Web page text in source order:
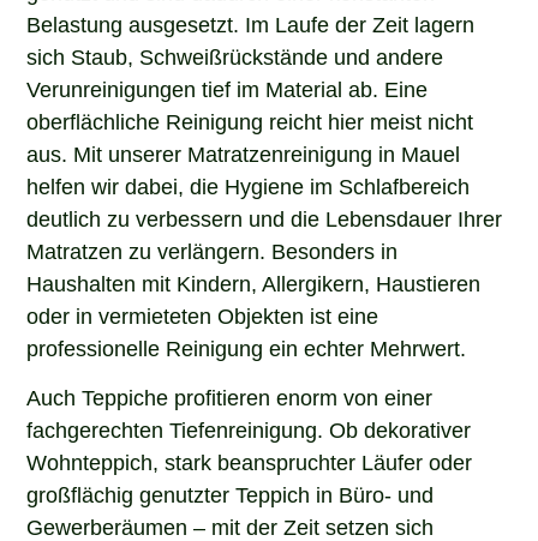
Belastung ausgesetzt. Im Laufe der Zeit lagern
sich Staub, Schweißrückstände und andere
Verunreinigungen tief im Material ab. Eine
oberflächliche Reinigung reicht hier meist nicht
aus. Mit unserer Matratzenreinigung in Mauel
helfen wir dabei, die Hygiene im Schlafbereich
deutlich zu verbessern und die Lebensdauer Ihrer
Matratzen zu verlängern. Besonders in
Haushalten mit Kindern, Allergikern, Haustieren
oder in vermieteten Objekten ist eine
professionelle Reinigung ein echter Mehrwert.
Auch Teppiche profitieren enorm von einer
fachgerechten Tiefenreinigung. Ob dekorativer
Wohnteppich, stark beanspruchter Läufer oder
großflächig genutzter Teppich in Büro- und
Gewerberäumen – mit der Zeit setzen sich